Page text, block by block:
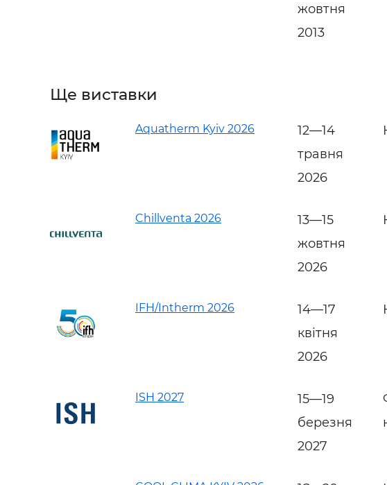
жовтня
2013
Ще виставки
Aquatherm Kyiv 2026
12—14
травня
2026
Chillventa 2026
13—15
жовтня
2026
IFH/Intherm 2026
14—17
квітня
2026
ISH 2027
15—19
березня
2027